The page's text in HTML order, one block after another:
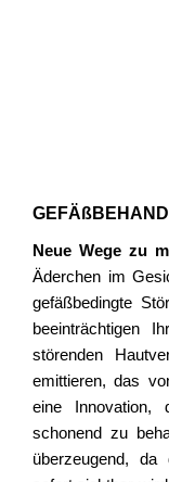
Neue Wege zu
Äderchen im
gefäßbedingte
beeinträchtigen
störenden
emittieren, das
eine Innovation,
schonend zu
überzeugend, da